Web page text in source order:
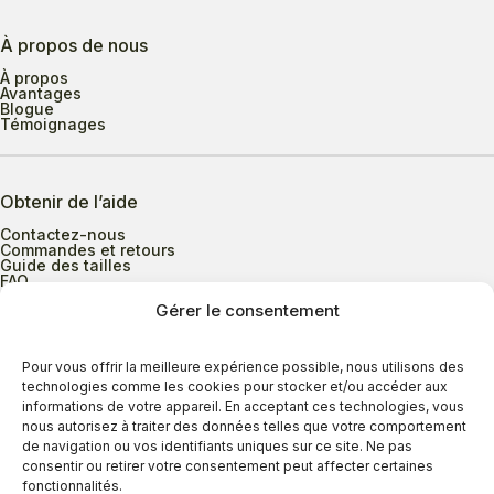
Gérer le consentement
Pour vous offrir la meilleure expérience possible, nous utilisons des
technologies comme les cookies pour stocker et/ou accéder aux
informations de votre appareil. En acceptant ces technologies, vous
nous autorisez à traiter des données telles que votre comportement
de navigation ou vos identifiants uniques sur ce site. Ne pas
consentir ou retirer votre consentement peut affecter certaines
fonctionnalités.
À propos de nous
À propos
Avantages
Blogue
Témoignages
Obtenir de l’aide
Contactez-nous
Commandes et retours
Guide des tailles
FAQ
Heures d’ouverture
Lundi au mercredi
9h00 à 17h30
Jeudi
9h00 à 20h00
Vendredi
9h00 à 18h00